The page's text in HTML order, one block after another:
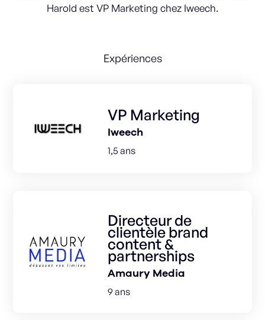
Harold est VP Marketing chez Iweech.
Expériences
VP Marketing
Iweech
1,5 ans
Directeur de
clientèle brand
content &
partnerships
Amaury Media
9 ans